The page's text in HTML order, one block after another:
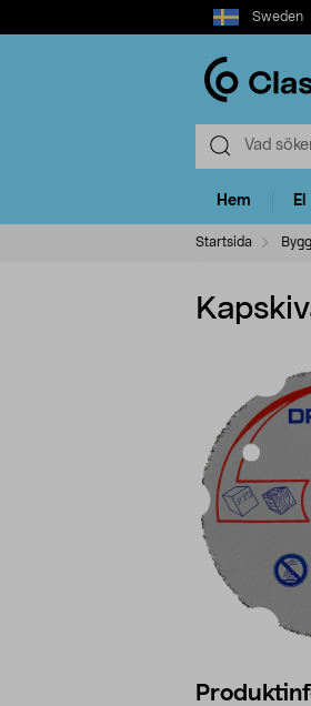
Select
market
Sweden
Hem El
Startsida Bygg